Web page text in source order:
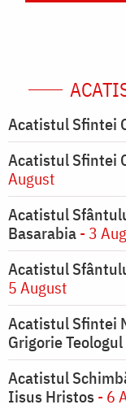
Acatistul Sfintei
Acatistul Sfintei
August
Acatistul
Basarabia- 3
Acatistul
5 August
Acatistul Sfintei
Grigorie Teologul
Acatistul
Iisus Hristos - 6